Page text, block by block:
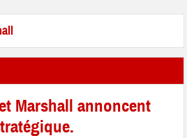
Marshall annoncent